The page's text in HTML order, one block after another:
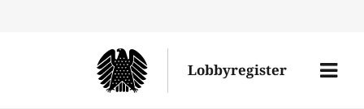
Lobbyregister
Menü